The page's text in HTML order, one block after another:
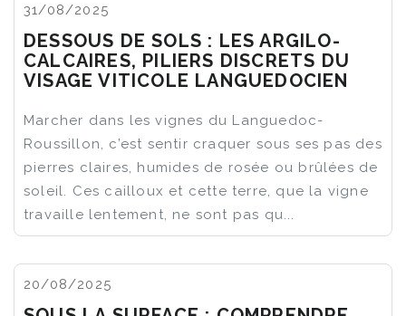
31/08/2025
DESSOUS DE SOLS : LES ARGILO-
CALCAIRES, PILIERS DISCRETS DU
VISAGE VITICOLE LANGUEDOCIEN
Marcher dans les vignes du Languedoc-
Roussillon, c’est sentir craquer sous ses pas des
pierres claires, humides de rosée ou brûlées de
soleil. Ces cailloux et cette terre, que la vigne
travaille lentement, ne sont pas qu...
20/08/2025